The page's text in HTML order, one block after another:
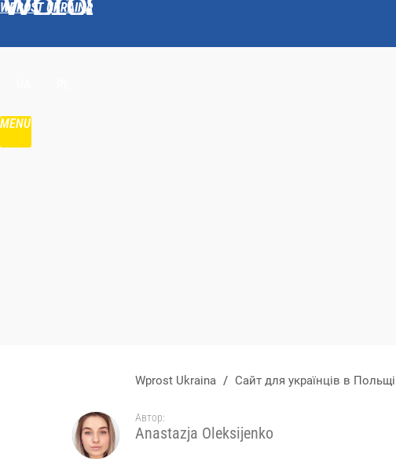
WPROST UKRAINA
MENU
Wprost Ukraina / Сайт для українців в Польщі
Автор:
Anastazja Oleksijenko